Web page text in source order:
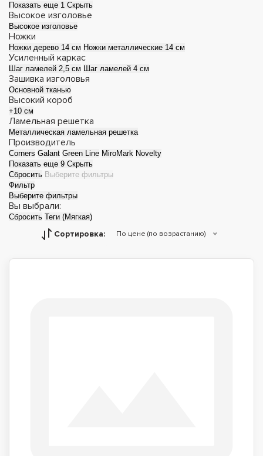
Показать еще 1 Скрыть
Высокое изголовье
Высокое изголовье
Ножки
Ножки дерево 14 см Ножки металлические 14 см
Усиленный каркас
Шаг ламелей 2,5 см Шаг ламелей 4 см
Зашивка изголовья
Основной тканью
Высокий короб
+10 см
Ламельная решетка
Металлическая ламельная решетка
Производитель
Corners Galant Green Line MiroMark Novelty
Показать еще 9 Скрыть
Сбросить Выберите фильтры
Фильтр
Выберите фильтры
Вы выбрали:
Сбросить Теги (Мягкая)
Сортировка: По цене (по возрастанию)